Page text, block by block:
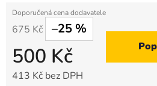
675 Kč –25 %
500 Kč
413 Kč bez DPH